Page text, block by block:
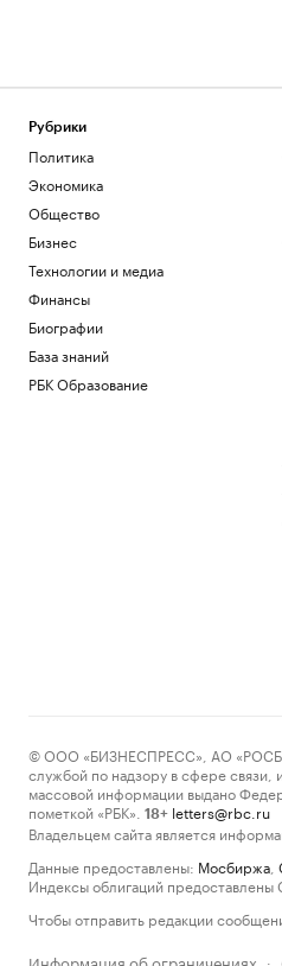
Рубрики
Политика
Экономика
Общество
Бизнес
Технологии и медиа
Финансы
Биографии
База знаний
РБК Образование
© ООО «БИЗНЕСПРЕСС», АО
службой по надзору в сфере связи,
массовой информации выдано
пометкой «РБК».
18+ letters@rbc.ru
Владельцем сайта является
Данные предоставлены: Мосбиржа
Индексы облигаций предоставлены
Чтобы отправить редакции
Информация об ограничениях